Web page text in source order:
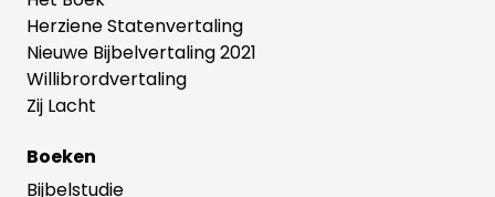
Herziene Statenvertaling
Nieuwe Bijbelvertaling 2021
Willibrordvertaling
Zij Lacht
Boeken
Bijbelstudie